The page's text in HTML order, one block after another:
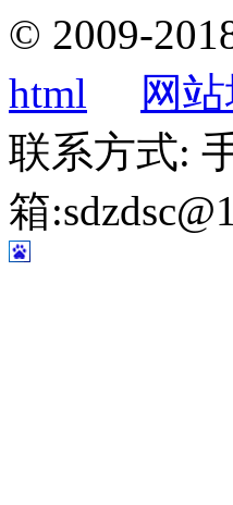
© 2009-
html
网
联系方式:
箱